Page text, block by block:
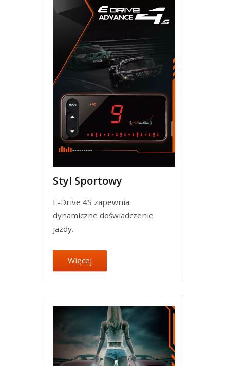
Styl Sportowy
E-Drive 4S zapewnia
dynamiczne doświadczenie
jazdy.
Więcej